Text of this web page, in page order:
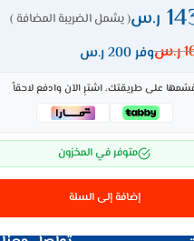
ر.س( يشمل الضريبة المضافة )
ر.سوفر 200 ر.س
على طريقتك، اشترِ الآن وادفع لاحقاً
متوفر في المخزون
إضافة إلى السلة